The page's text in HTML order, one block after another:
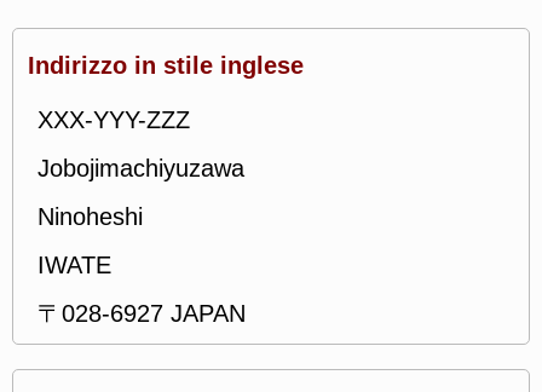
Indirizzo in stile inglese
XXX-YYY-ZZZ
Jobojimachiyuzawa
Ninoheshi
IWATE
〒028-6927 JAPAN